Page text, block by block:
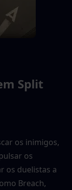
Split
os inimigos,
os
os duelistas a
Breach,